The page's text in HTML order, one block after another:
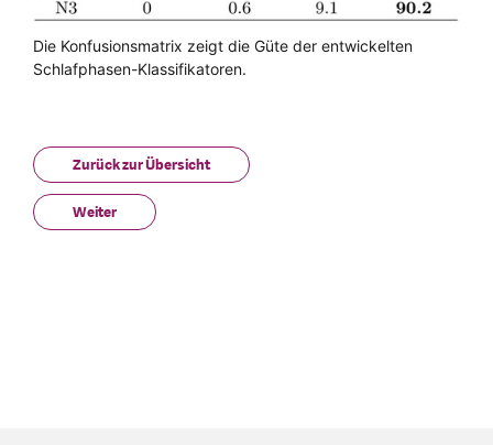
Die Konfusionsmatrix zeigt die Güte der entwickelten
Schlafphasen-Klassifikatoren.
Zurück zur Übersicht
Weiter